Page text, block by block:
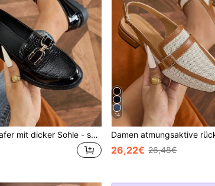
Damen Loafer mit dicker Sohle - schwarze Slip-On Schuhe mit runder Zehenpartie und Metallschnalle, lässige Mode, geeignet für Arbeitsanlässe
14
26,22€ 26,48€